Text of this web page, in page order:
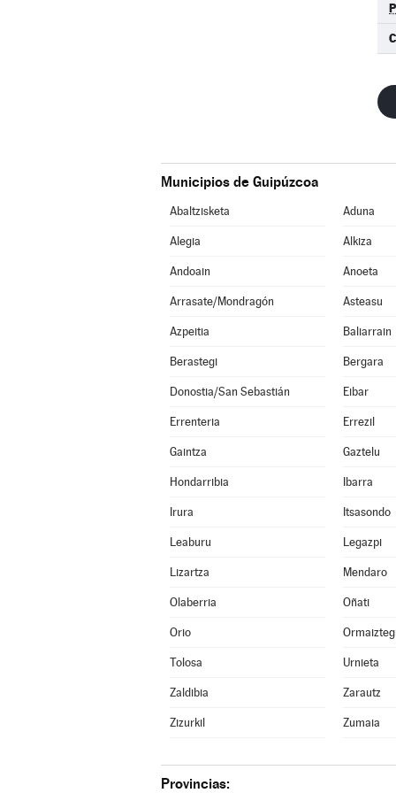
Municipios de Guipúzcoa
Abaltzisketa Aduna
Alegia Alkiza
Andoain Anoeta
Arrasate/Mondragón Asteasu
Azpeitia Baliarrain
Berastegi Bergara
Donostia/San Sebastián Eibar
Errenteria Errezil
Gaintza Gaztelu
Hondarribia Ibarra
Irura Itsasondo
Leaburu Legazpi
Lizartza Mendaro
Olaberria Oñati
Orio
Tolosa Urnieta
Zaldibia Zarautz
Zizurkil Zumaia
Provincias: